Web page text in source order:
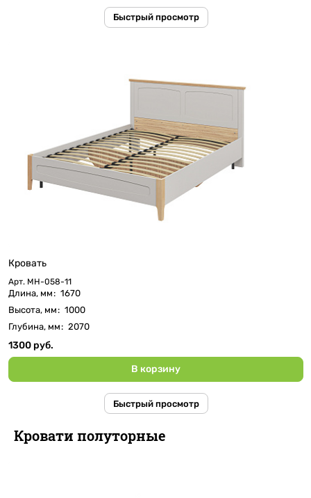
Быстрый просмотр
Кровать
Арт. МН-058-11
Длина, мм: 1670
Высота, мм: 1000
Глубина, мм: 2070
1300 руб.
В корзину
Быстрый просмотр
Кровати полуторные